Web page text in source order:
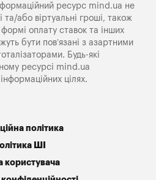
ресурс mind.ua не
та/або віртуальні гроші, також
оплату ставок та інших
бути пов’язані з азартними
Будь-які
ресурсі mind.ua
цілях.
політика
ШІ
користувача